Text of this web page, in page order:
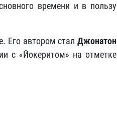
времени и в пользу
Его автором стал Джонатон
с «Йокеритом» на отметке